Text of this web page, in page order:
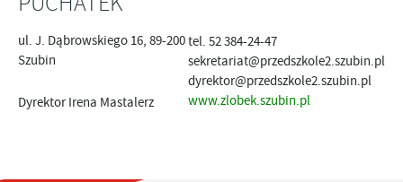
ul. J. Dąbrowskiego 16, 89-200
Szubin
Dyrektor Irena Mastalerz
tel. 52 384-24-47
sekretariat@przedszkole2.szubin.pl
dyrektor@przedszkole2.szubin.pl
www.zlobek.szubin.pl